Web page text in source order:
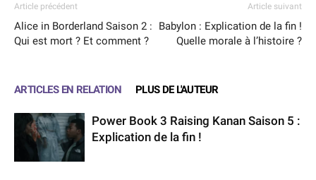
Article précédent
Alice in Borderland Saison 2 :
Qui est mort ? Et comment ?
Article suivant
Babylon : Explication de la fin !
Quelle morale à l’histoire ?
ARTICLES EN RELATION PLUS DE L'AUTEUR
Power Book 3 Raising Kanan Saison 5 :
Explication de la fin !